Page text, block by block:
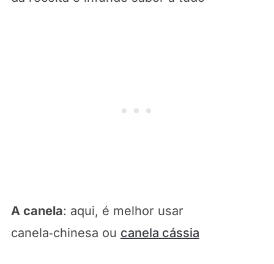
A canela: aqui, é melhor usar
canela‑chinesa ou canela cássia